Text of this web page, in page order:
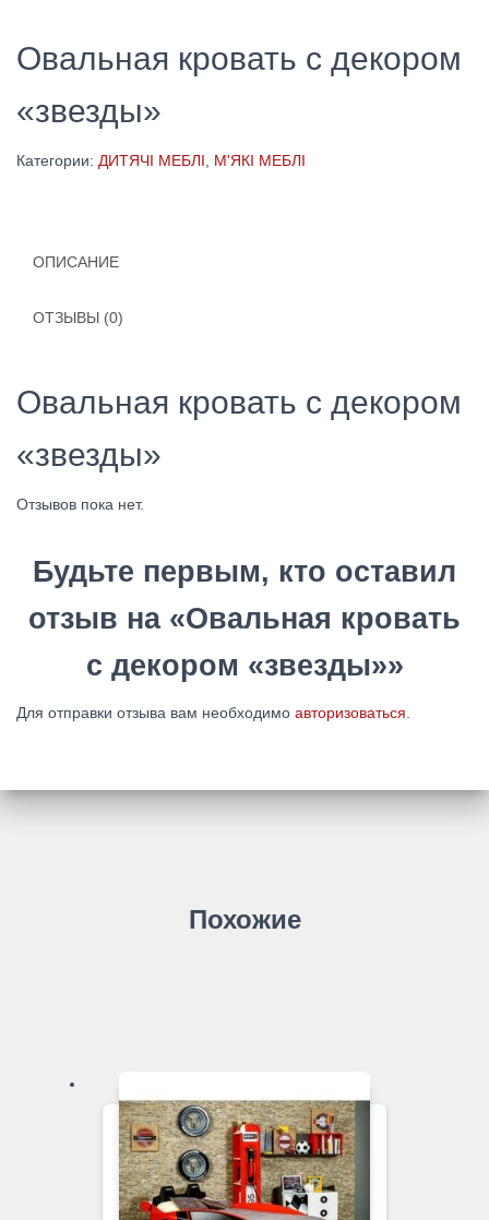
Овальная кровать с декором
«звезды»
Категории: ДИТЯЧІ МЕБЛІ М'ЯКІ МЕБЛІ
ОПИСАНИЕ
ОТЗЫВЫ (0)
Овальная кровать с декором
«звезды»
Отзывов пока нет.
Будьте первым, кто оставил
отзыв на «Овальная кровать
с декором «звезды»»
Для отправки отзыва вам необходимо авторизоваться
Похожие